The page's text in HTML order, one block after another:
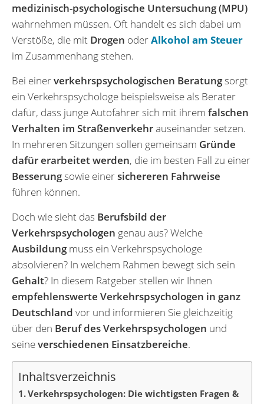
medizinisch-psychologische Untersuchung (MPU)
wahrnehmen müssen. Oft handelt es sich dabei um
Verstöße, die mit Drogen oderAlkohol am Steuer
im Zusammenhang stehen.
Bei einerverkehrspsychologischen Beratungsorgt
ein Verkehrspsychologe beispielsweise als Berater
dafür, dass junge Autofahrer sich mit ihrem falschen
Verhalten im Straßenverkehrauseinander setzen.
In mehreren Sitzungen sollen gemeinsam Gründe
dafür erarbeitet werden, die im besten Fall zu einer
Besserungsowie einersichereren Fahrweise
führen können.
Doch wie sieht das Berufsbild der
Verkehrspsychologen genau aus? Welche
Ausbildungmuss ein Verkehrspsychologe
absolvieren? In welchem Rahmen bewegt sich sein
Gehalt? In diesem Ratgeber stellen wir Ihnen
empfehlenswerte Verkehrspsychologen in ganz
Deutschland vor und informieren Sie gleichzeitig
über den Beruf des Verkehrspsychologen und
seineverschiedenen Einsatzbereiche.
Inhaltsverzeichnis
Verkehrspsychologen: Die wichtigsten Fragen &